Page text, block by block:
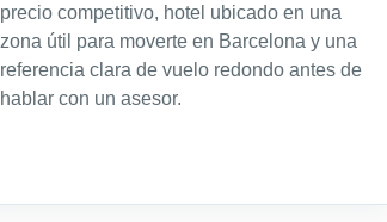
precio competitivo, hotel ubicado en una
zona útil para moverte en Barcelona y una
referencia clara de vuelo redondo antes de
hablar con un asesor.